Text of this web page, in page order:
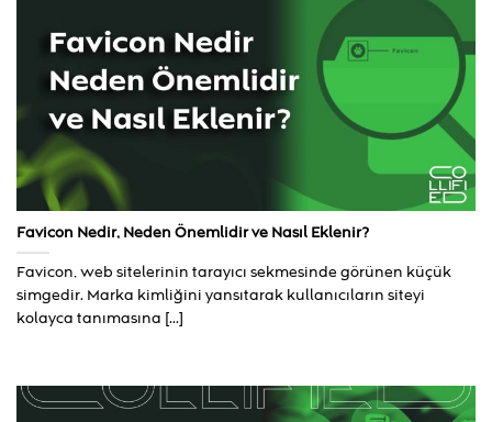
Favicon Nedir, Neden Önemlidir ve Nasıl Eklenir?
Favicon, web sitelerinin tarayıcı sekmesinde görünen küçük
simgedir. Marka kimliğini yansıtarak kullanıcıların siteyi
kolayca tanımasına [...]